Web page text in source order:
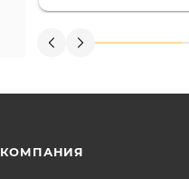
КОМПАНИЯ